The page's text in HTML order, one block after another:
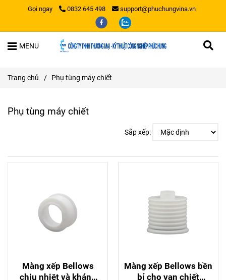
Gọi ngay 0832 645 498 support@phuchungvina.vn
MENU
Trang chủ / Phụ tùng máy chiết
Phụ tùng máy chiết
Sắp xếp:
Màng xếp Bellows
chịu nhiệt và kháng
Màng xếp Bellows bền
bỉ cho van chiết